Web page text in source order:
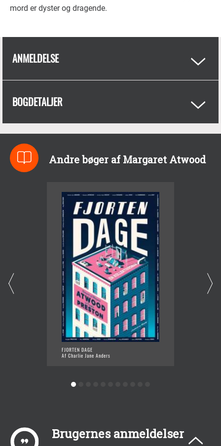
mord er dyster og dragende.
ANMELDELSE
BOGDETALJER
Andre bøger af Margaret Atwood
FJORTEN DAGE
Af Charlie Jane Anders
Brugernes anmeldelser